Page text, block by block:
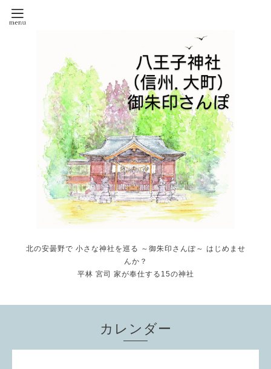
北の安曇野で 小さな神社を巡る ～御朱印さんぽ～ はじめませ
んか？
平林 宮司 家が奉仕する15の神社
カレンダー